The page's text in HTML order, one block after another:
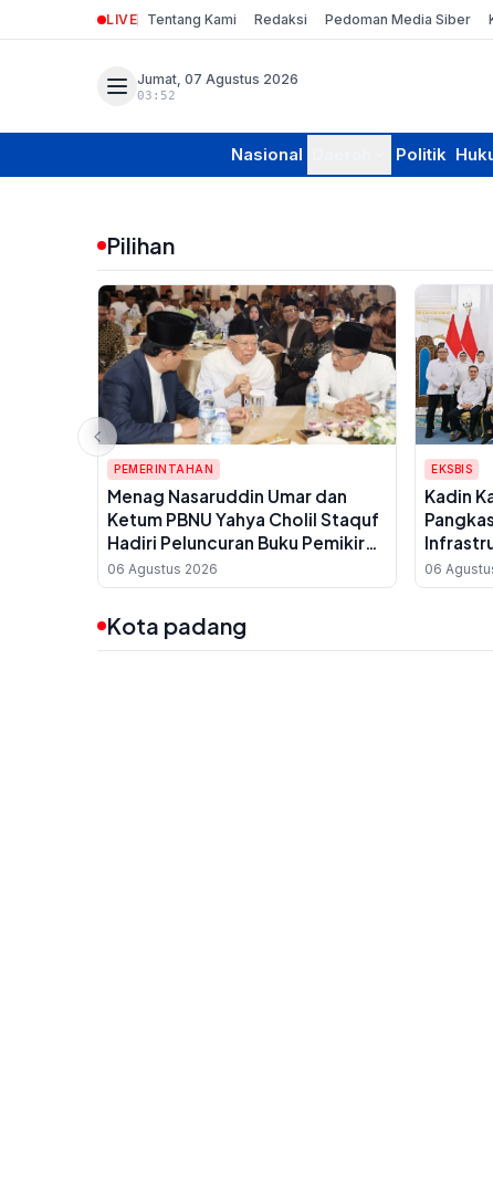
LIVE Tentang Kami Redaksi Pedoman Media Siber
Jumat, 07 Agustus 2026
03:52
Nasional Politik
Pilihan
PEMERINTAHAN
Menag Nasaruddin Umar dan
Ketum PBNU Yahya Cholil Staquf
Hadiri Peluncuran Buku Pemikiran
KH Ma'ruf Amin Jelang Muktamar
NU ke-35
06 Agustus 2026
EKSBIS
Kadin
UMKM
06
Kota padang